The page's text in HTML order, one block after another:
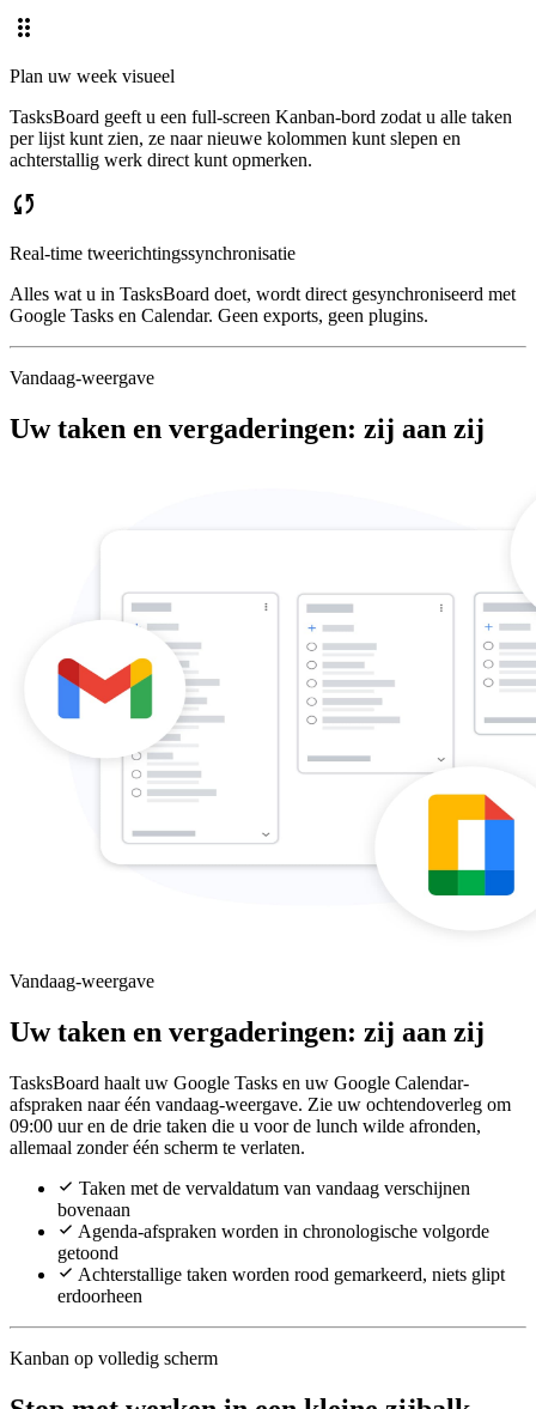
drag_indicator
Plan uw week visueel
TasksBoard geeft u een full-screen Kanban-bord zodat u alle taken
per lijst kunt zien, ze naar nieuwe kolommen kunt slepen en
achterstallig werk direct kunt opmerken.
sync
Real-time tweerichtingssynchronisatie
Alles wat u in TasksBoard doet, wordt direct gesynchroniseerd met
Google Tasks en Calendar. Geen exports, geen plugins.
Vandaag-weergave
Uw taken en vergaderingen: zij aan zij
Vandaag-weergave
Uw taken en vergaderingen: zij aan zij
TasksBoard haalt uw Google Tasks en uw Google Calendar-
afspraken naar één vandaag-weergave. Zie uw ochtendoverleg om
09:00 uur en de drie taken die u voor de lunch wilde afronden,
allemaal zonder één scherm te verlaten.
Taken met de vervaldatum van vandaag verschijnen
bovenaan
Agenda-afspraken worden in chronologische volgorde
getoond
Achterstallige taken worden rood gemarkeerd, niets glipt
erdoorheen
Kanban op volledig scherm